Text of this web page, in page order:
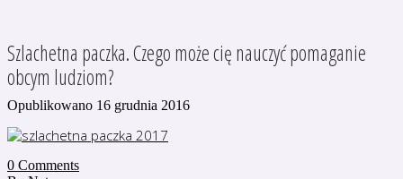
Szlachetna paczka. Czego może cię nauczyć pomaganie
obcym ludziom?
Opublikowano 16 grudnia 2016
0 Comments